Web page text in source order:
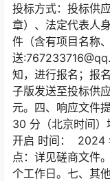
投标方式：投标供
章）、法定代表人
件（含有项目名称
送
知，进行报名；报
子版发送至投标供
元。四、响应文件
30 分（北京时间）
开启 时间： 2024
点：详见磋商文件
个工作日。七、其